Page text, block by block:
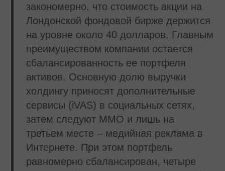
закономерно, что стоимость акции на
Лондонской фондовой бирже держится
на уровне около 40 долларов. Главным
преимуществом компании остается
сбалансированность ее портфеля
активов. Основную долю выручки
холдингу приносят дополнительные
сервисы (iVAS) в социальных сетях,
затем следуют MMO и лишь на
третьем месте – медийная реклама в
Интернете. При этом портфель
равномерно сбалансирован, четыре